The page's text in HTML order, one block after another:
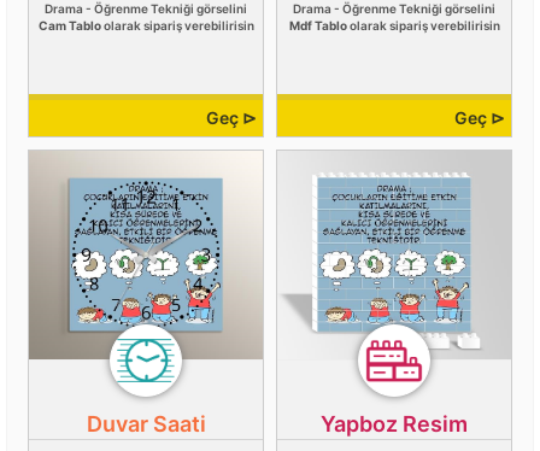
Drama - Öğrenme Tekniği görselini
Cam Tabloolarak sipariş verebilirisin
Geç ⊳
Drama - Öğrenme Tekniği görselini
Mdf Tabloolarak sipariş verebilirisin
Geç ⊳
Duvar Saati Yapboz Resim